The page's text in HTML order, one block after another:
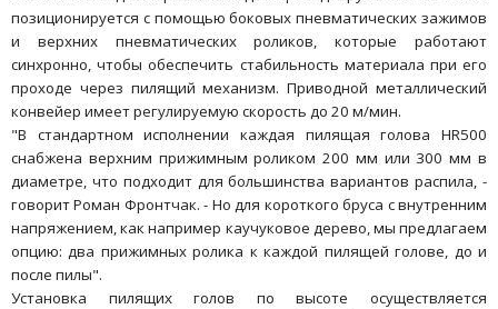
позиционируется с помощью боковых пневматических зажимов
и верхних пневматических роликов, которые работают
синхронно, чтобы обеспечить стабильность материала при его
проходе через пилящий механизм. Приводной металлический
конвейер имеет регулируемую скорость до 20 м/мин.
"В стандартном исполнении каждая пилящая голова HR500
снабжена верхним прижимным роликом 200 мм или 300 мм в
диаметре, что подходит для большинства вариантов распила, -
говорит Роман Фронтчак. - Но для короткого бруса с внутренним
напряжением, как например каучуковое дерево, мы предлагаем
опцию: два прижимных ролика к каждой пилящей голове, до и
после пилы".
Установка пилящих голов по высоте осуществляется